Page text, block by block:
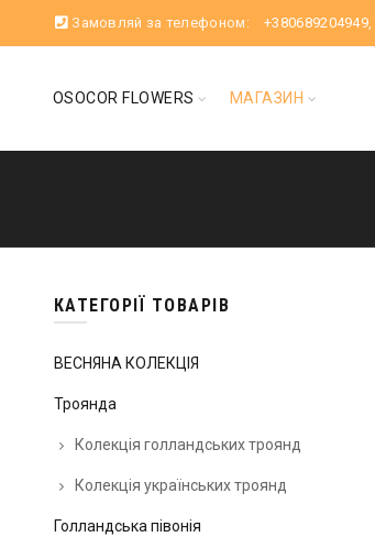
Замовляй за телефоном: +380689204949,
OSOCOR FLOWERS МАГАЗИН
КАТЕГОРІЇ ТОВАРІВ
ВЕСНЯНА КОЛЕКЦІЯ
Троянда
Колекція голландських троянд
Колекція українських троянд
Голландська півонія